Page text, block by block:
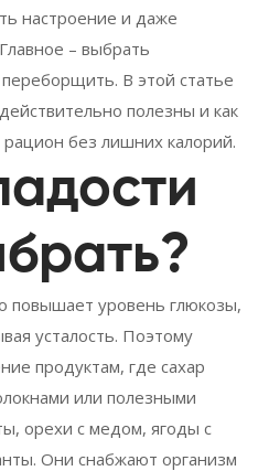
настроение и даже
– выбрать
В этой статье
полезны и как
без лишних калорий.
повышает уровень глюкозы,
усталость. Поэтому
продуктам, где сахар
или полезными
орехи с медом, ягоды с
Они снабжают организм